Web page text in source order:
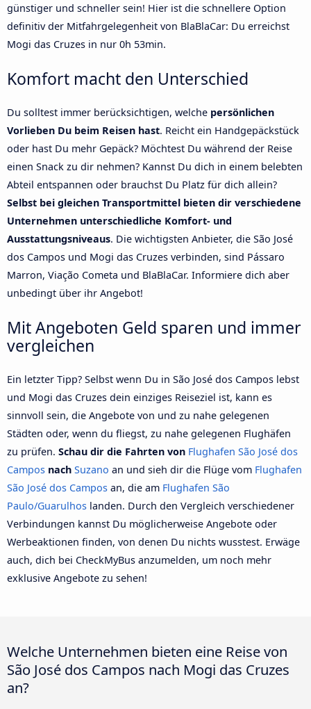
günstiger und schneller sein! Hier ist die schnellere Option
definitiv der Mitfahrgelegenheit von BlaBlaCar: Du erreichst
Mogi das Cruzes in nur 0h 53min.
Komfort macht den Unterschied
Du solltest immer berücksichtigen, welche persönlichen
Vorlieben Du beim Reisen hast. Reicht ein Handgepäckstück
oder hast Du mehr Gepäck? Möchtest Du während der Reise
einen Snack zu dir nehmen? Kannst Du dich in einem belebten
Abteil entspannen oder brauchst Du Platz für dich allein?
Selbst bei gleichen Transportmittel bieten dir verschiedene
Unternehmen unterschiedliche Komfort- und
Ausstattungsniveaus. Die wichtigsten Anbieter, die São José
dos Campos und Mogi das Cruzes verbinden, sind Pássaro
Marron, Viação Cometa und BlaBlaCar. Informiere dich aber
unbedingt über ihr Angebot!
Mit Angeboten Geld sparen und immer
vergleichen
Ein letzter Tipp? Selbst wenn Du in São José dos Campos lebst
und Mogi das Cruzes dein einziges Reiseziel ist, kann es
sinnvoll sein, die Angebote von und zu nahe gelegenen
Städten oder, wenn du fliegst, zu nahe gelegenen Flughäfen
zu prüfen. Schau dir die Fahrten von Flughafen São José dos
Campos nach Suzano an und sieh dir die Flüge vom Flughafen
São José dos Campos an, die am Flughafen São
Paulo/Guarulhos landen. Durch den Vergleich verschiedener
Verbindungen kannst Du möglicherweise Angebote oder
Werbeaktionen finden, von denen Du nichts wusstest. Erwäge
auch, dich bei CheckMyBus anzumelden, um noch mehr
exklusive Angebote zu sehen!
Welche Unternehmen bieten eine Reise von
São José dos Campos nach Mogi das Cruzes
an?